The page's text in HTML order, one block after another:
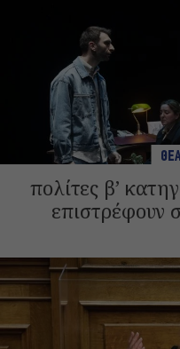
πολίτες β’
επιστρέφουν